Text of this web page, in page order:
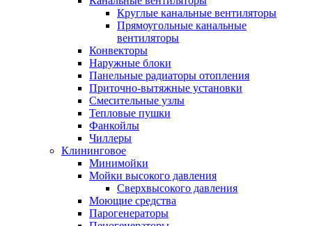
Круглые канальные вентиляторы
Прямоугольные канальные
вентиляторы
Конвекторы
Наружные блоки
Панельные радиаторы отопления
Приточно-вытяжные установки
Смесительные узлы
Тепловые пушки
Фанкойлы
Чиллеры
Клининговое
Минимойки
Мойки высокого давления
Сверхвысокого давления
Моющие средства
Парогенераторы